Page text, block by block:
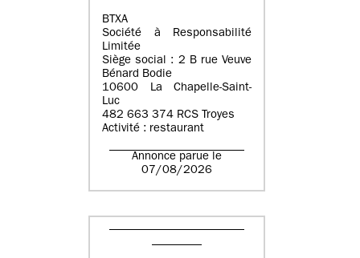
BTXA
Société à Responsabilité
Limitée
Siège social : 2 B rue Veuve
Bénard Bodie
10600 La Chapelle-Saint-
Luc
482 663 374 RCS Troyes
Activité : restaurant
Annonce parue le
07/08/2026